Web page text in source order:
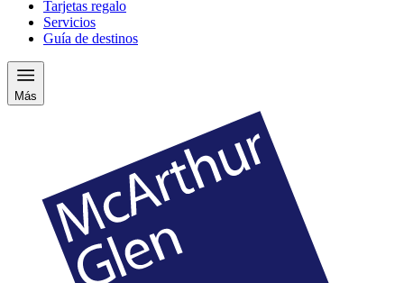
Tarjetas regalo
Servicios
Guía de destinos
Más